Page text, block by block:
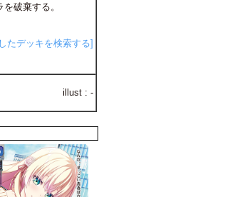
破棄する。
たデッキを検索する]
illust : -